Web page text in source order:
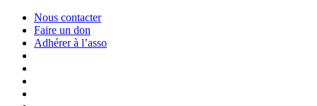
Nous contacter
Faire un don
Adhérer à l’asso